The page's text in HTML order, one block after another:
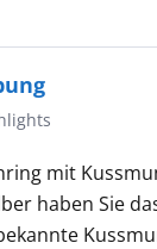
mit
haben Sie